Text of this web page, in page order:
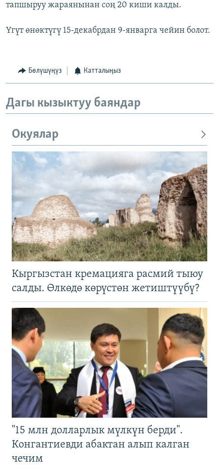
тапшыруу жараянынан соң 20 киши калды.
Үгүт өнөктүгү 15-декабрдан 9-январга чейин болот.
Бөлүшүңүз Катталыңыз
Дагы кызыктуу баяндар
Окуялар
Кыргызстан кремацияга расмий тыюу
салды. Өлкөдө көрүстөн жетиштүүбү?
"15 млн долларлык мүлкүн берди".
Конгантиевди абактан алып калган
чечим